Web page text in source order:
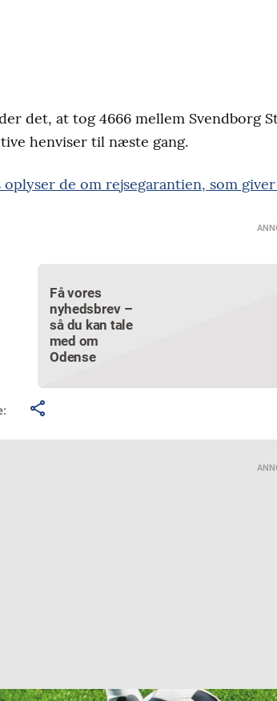
det, at tog 4666 mellem Svendborg
henviser til næste gang.
oplyser de om rejsegarantien, som
Få vores
nyhedsbrev –
så du kan tale
med om
Odense